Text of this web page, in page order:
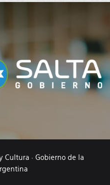
Cultura · Gobierno de la